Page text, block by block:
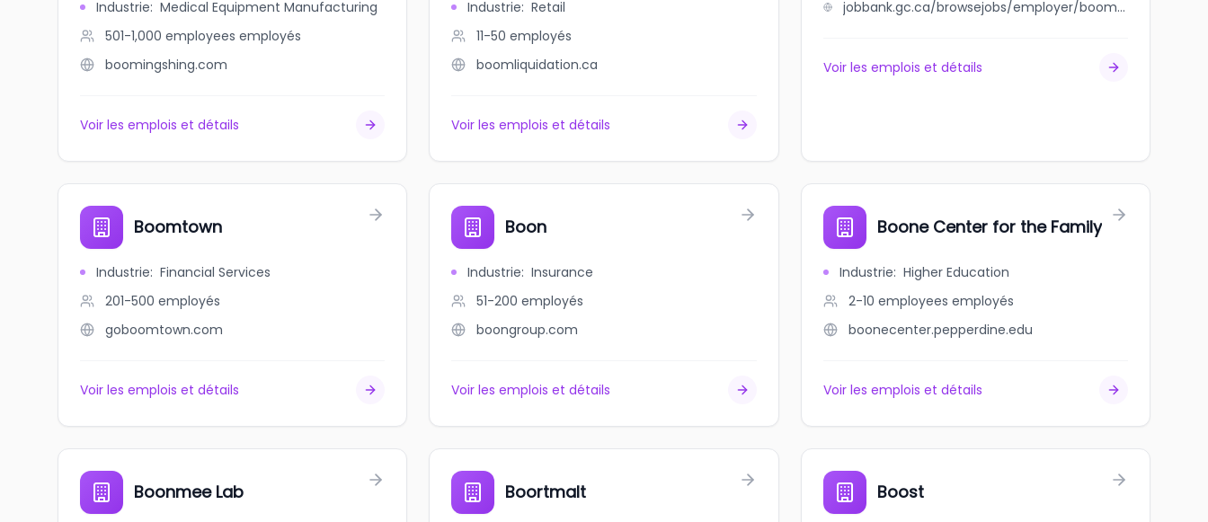
Industrie: Medical Equipment Manufacturing
501-1,000 employees employés
boomingshing.com
Voir les emplois et détails
Industrie: Retail
11-50 employés
boomliquidation.ca
Voir les emplois et détails
jobbank.gc.ca/browsejobs/employer/boomtech+equipment+ltd/ca
Voir les emplois et détails
Boomtown
Industrie: Financial Services
201-500 employés
goboomtown.com
Voir les emplois et détails
Boon
Industrie: Insurance
51-200 employés
boongroup.com
Voir les emplois et détails
Boone Center for the Family
Industrie: Higher Education
2-10 employees employés
boonecenter.pepperdine.edu
Voir les emplois et détails
Boonmee Lab Boortmalt Boost